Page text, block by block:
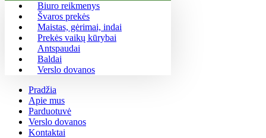
Biuro reikmenys
Švaros prekės
Maistas, gėrimai, indai
Prekės vaikų kūrybai
Antspaudai
Baldai
Verslo dovanos
Pradžia
Apie mus
Parduotuvė
Verslo dovanos
Kontaktai